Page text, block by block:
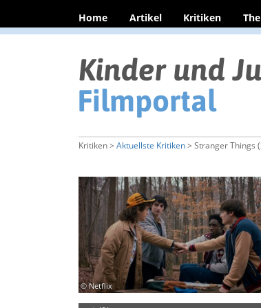
Home Artikel Kritiken
Kritiken > Aktuellste Kritiken> Stranger Things
© Netflix